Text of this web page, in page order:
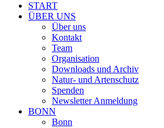
START
ÜBER UNS
Über uns
Kontakt
Team
Organisation
Downloads und Archiv
Natur- und Artenschutz
Spenden
Newsletter Anmeldung
BONN
Bonn